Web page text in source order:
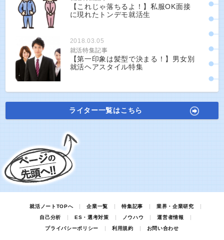
【これじゃ落ちるよ！】私服OK面接
に現れたトンデモ就活生
2018.03.05
就活特集記事
【第一印象は髪型で決まる！】男女別
就活ヘアスタイル特集
ライター一覧はこちら
就活ノートTOPへ 企業一覧 特集記事
業界・企業研究
自己分析
ES・選考対策 ノウハウ
運営者情報
プライバシーポリシー
利用規約 お問い合わせ